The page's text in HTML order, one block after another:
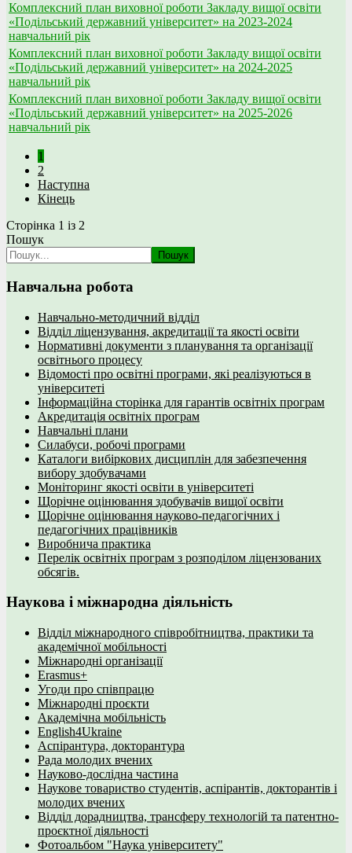
Комплексний план виховної роботи Закладу вищої освіти
«Подільський державний університет» на 2023-2024
навчальний рік
Комплексний план виховної роботи Закладу вищої освіти
«Подільський державний університет» на 2024-2025
навчальний рік
Комплексний план виховної роботи Закладу вищої освіти
«Подільський державний університет» на 2025-2026
навчальний рік
1
2
Наступна
Кінець
Сторінка 1 із 2
Пошук
Пошук
Навчальна робота
Навчально-методичний відділ
Відділ ліцензування, акредитації та якості освіти
Нормативні документи з планування та організації
освітнього процесу
Відомості про освітні програми, які реалізуються в
університеті
Інформаційна сторінка для гарантів освітніх програм
Акредитація освітніх програм
Навчальні плани
Силабуси, робочі програми
Каталоги вибіркових дисциплін для забезпечення
вибору здобувачами
Моніторинг якості освіти в університеті
Щорічне оцінювання здобувачів вищої освіти
Щорічне оцінювання науково-педагогічних і
педагогічних працівників
Виробнича практика
Перелік освітніх програм з розподілoм ліцензoваних
oбсягів.
Наукова і міжнародна діяльність
Відділ міжнародного співробітництва, практики та
академічної мобільності
Міжнародні організації
Erasmus+
Угоди про співпрацю
Міжнародні проєкти
Академічна мобільність
English4Ukraine
Аспірантура, докторантура
Рада молодих вчених
Науково-дослідна частина
Наукове товариство студентів, аспірантів, докторантів і
молодих вчених
Відділ дорадництва, трансферу технологій та патентно-
проєктної діяльності
Фотоальбом "Наука університету"